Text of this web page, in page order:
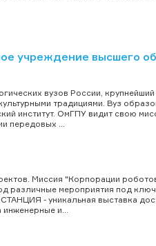
учреждение высшего
вузов России,
традициями. Вуз
институт. ОмГПУ видит свою
передовых ...
Миссия "Корпорации
различные мероприятия под
- уникальная выставка
и...